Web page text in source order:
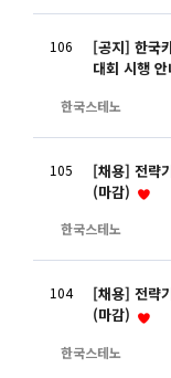
106
[공지] 한국
대회 시행 안
한국스테노
105
[채용] 전략
(마감)
한국스테노
104
[채용] 전략
(마감)
한국스테노